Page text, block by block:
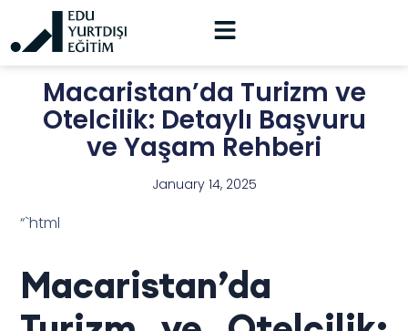
Macaristan’da Turizm ve
Otelcilik: Detaylı Başvuru
ve Yaşam Rehberi
January 14, 2025
“`html
Macaristan’da